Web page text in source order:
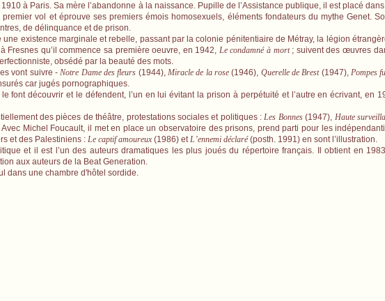
à Paris. Sa mère l’abandonne à la naissance. Pupille de l’Assistance publique, il est placé
vol et éprouve ses premiers émois homosexuels, éléments fondateurs du mythe Genet.
de délinquance et de prison.
une existence marginale et rebelle, passant par la colonie pénitentiaire de Métray, la légion
Fresnes qu’il commence sa première oeuvre, en 1942, Le condamné à mort; suivent des œuvres
obsédé par la beauté des mots.
vont suivre -Notre Dame des fleurs (1944), Miracle de la rose(1946), Querelle de Brest(1947), Pompes
car jugés pornographiques.
font découvrir et le défendent, l’un en lui évitant la prison à perpétuité et l’autre en écrivant, en
des pièces de théâtre, protestations sociales et politiques :Les Bonnes(1947), Haute
Avec Michel Foucault, il met en place un observatoire des prisons, prend parti pour les
et des Palestiniens :Le captif amoureux (1986) etL’ennemi déclaré(posth. 1991) en sont l’illustration.
et il est l’un des auteurs dramatiques les plus joués du répertoire français. Il obtient en
aux auteurs de la Beat Generation.
dans une chambre d'hôtel sordide.